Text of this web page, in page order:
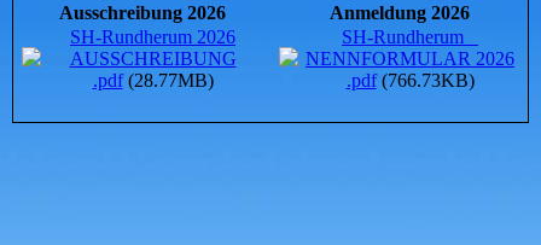
Ausschreibung 2026
SH-Rundherum 2026
AUSSCHREIBUNG
.pdf(28.77MB)
Anmeldung 2026
SH-Rundherum _
NENNFORMULAR 2026
.pdf(766.73KB)